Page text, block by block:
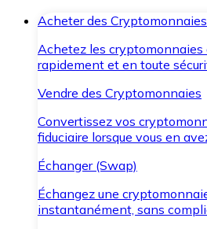
Acheter des Cryptomonnaies
Achetez les cryptomonnaies
rapidement et en toute
Vendre des Cryptomonnaies
Convertissez vos
fiduciaire lorsque vous en
Échanger (Swap)
Échangez une
instantanément, sans